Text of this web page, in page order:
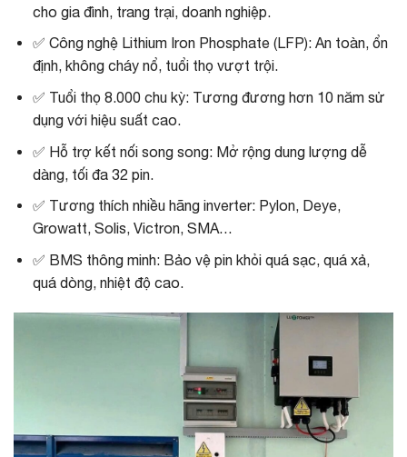
cho gia đình, trang trại, doanh nghiệp.
✅ Công nghệ Lithium Iron Phosphate (LFP): An toàn, ổn
định, không cháy nổ, tuổi thọ vượt trội.
✅ Tuổi thọ 8.000 chu kỳ: Tương đương hơn 10 năm sử
dụng với hiệu suất cao.
✅ Hỗ trợ kết nối song song: Mở rộng dung lượng dễ
dàng, tối đa 32 pin.
✅ Tương thích nhiều hãng inverter: Pylon, Deye,
Growatt, Solis, Victron, SMA…
✅ BMS thông minh: Bảo vệ pin khỏi quá sạc, quá xả,
quá dòng, nhiệt độ cao.